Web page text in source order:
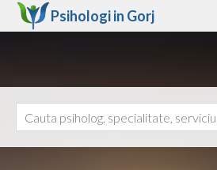
Psihologi in Gorj
Ajutor